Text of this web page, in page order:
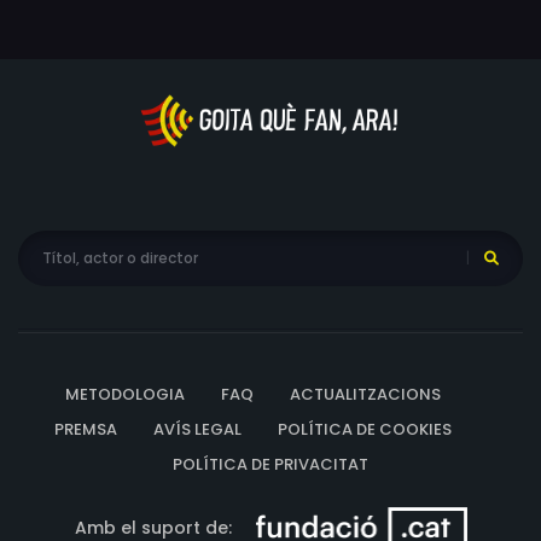
METODOLOGIA FAQ
ACTUALITZACIONS
PREMSA
AVÍS LEGAL
POLÍTICA DE COOKIES
POLÍTICA DE PRIVACITAT
Amb el suport de: